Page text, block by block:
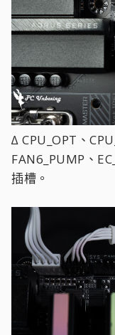
∆ CPU_OPT、
FAN6_PUMP、
插槽。